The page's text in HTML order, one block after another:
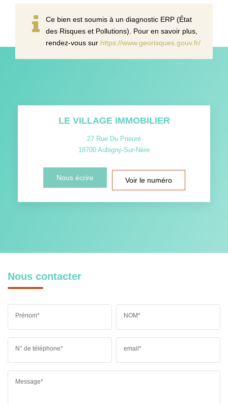
Ce bien est soumis à un diagnostic ERP (État
des Risques et Pollutions). Pour en savoir plus,
rendez-vous sur https://www.georisques.gouv.fr/
LE VILLAGE IMMOBILIER
27 Rue Du Prieuré
18700 Aubigny-Sur-Nère
Nous écrire Voir le numéro
Nous contacter
Prénom* NOM*
N° de téléphone* email*
Message*